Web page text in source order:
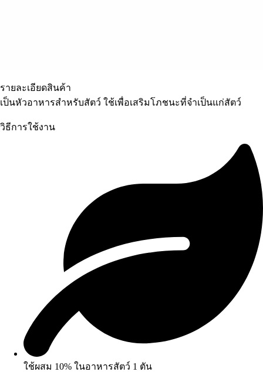
รายละเอียดสินค้า
เป็นหัวอาหารสำหรับสัตว์ ใช้เพื่อเสริมโภชนะที่จำเป็นแก่สัตว์
วิธีการใช้งาน
ใช้ผสม 10% ในอาหารสัตว์ 1 ตัน